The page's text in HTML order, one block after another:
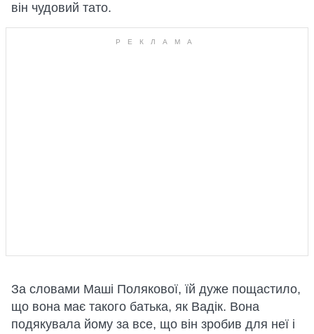
він чудовий тато.
За словами Маші Полякової, їй дуже пощастило,
що вона має такого батька, як Вадік. Вона
подякувала йому за все, що він зробив для неї і